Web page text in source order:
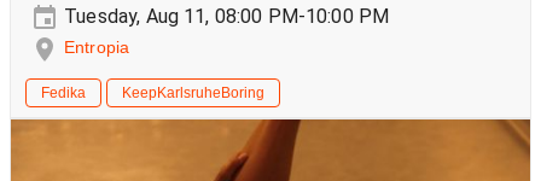
Tuesday, Aug 11, 08:00 PM-10:00 PM
Entropia
Fedika KeepKarlsruheBoring